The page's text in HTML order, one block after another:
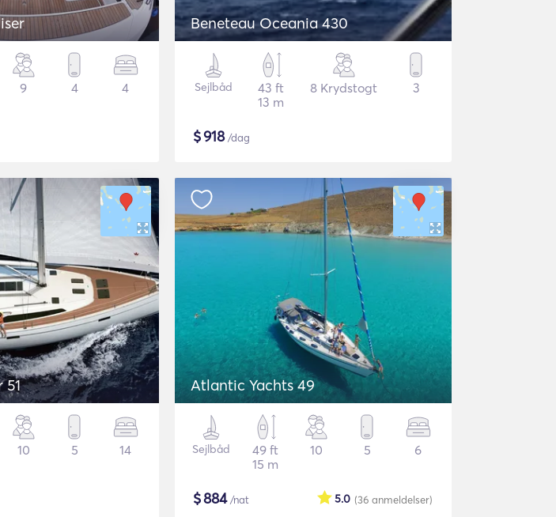
9 4 4
Beneteau Oceania 430
Sejlbåd
43 ft
13 m
8 Krydstogt 3
$918/dag
51
10 5 14
Atlantic Yachts 49
Sejlbåd
49 ft
15 m
10 5 6
$884/nat (36 anmeldelser)
5.0